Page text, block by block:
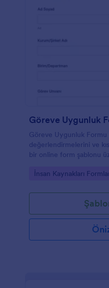
Göreve Uygunluk
Göreve Uygunluk Formu
değerlendirmelerini ve
bir online form şablonu
Go to Category:
İnsan Kaynakları